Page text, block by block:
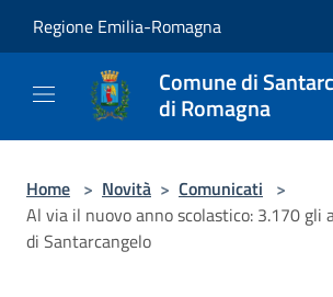
Regione Emilia-Romagna
Comune di
di Romagna
Home > Novità > Comunicati >
Al via il nuovo anno scolastico: 3.170 gli
di Santarcangelo